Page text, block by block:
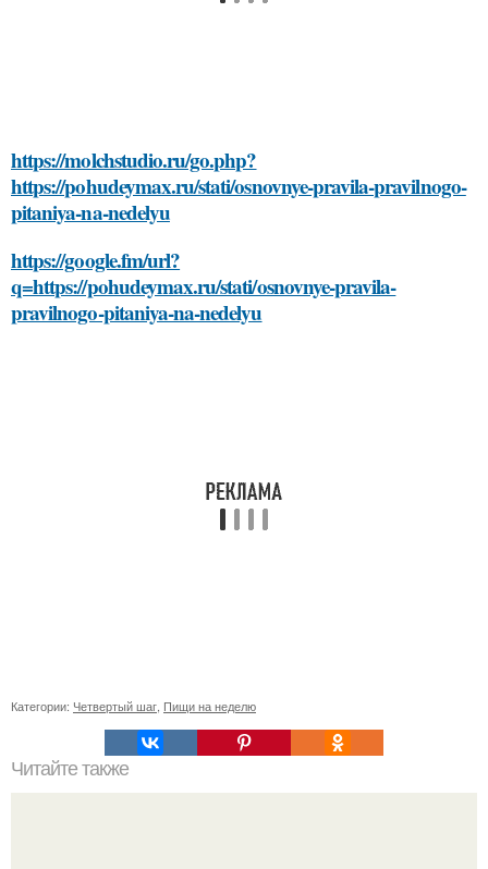
https://molchstudio.ru/go.php?
https://pohudeymax.ru/stati/osnovnye-pravila-pravilnogo-
pitaniya-na-nedelyu
https://google.fm/url?
q=https://pohudeymax.ru/stati/osnovnye-pravila-
pravilnogo-pitaniya-na-nedelyu
Категории: Четвертый шаг Пищи на неделю
Читайте также